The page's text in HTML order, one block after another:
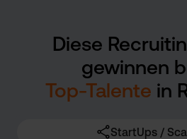
Diese
gewinnen
Top-Talente in
StartUps /